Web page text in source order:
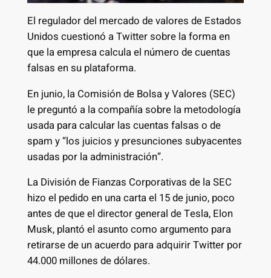
El regulador del mercado de valores de Estados
Unidos cuestionó a Twitter sobre la forma en
que la empresa calcula el número de cuentas
falsas en su plataforma.
En junio, la Comisión de Bolsa y Valores (SEC)
le preguntó a la compañía sobre la metodología
usada para calcular las cuentas falsas o de
spam y “los juicios y presunciones subyacentes
usadas por la administración”.
La División de Fianzas Corporativas de la SEC
hizo el pedido en una carta el 15 de junio, poco
antes de que el director general de Tesla, Elon
Musk, plantó el asunto como argumento para
retirarse de un acuerdo para adquirir Twitter por
44.000 millones de dólares.